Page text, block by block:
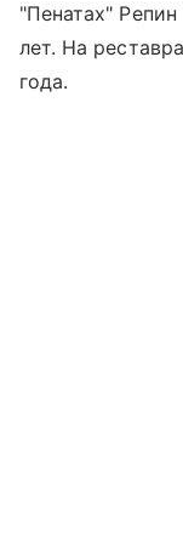
"Пенатах"
лет. На
года.